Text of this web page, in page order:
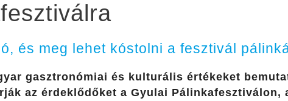
és meg lehet kóstolni a fesztivál
gasztronómiai és kulturális értékeket
az érdeklődőket a Gyulai Pálinkafesztiválon,